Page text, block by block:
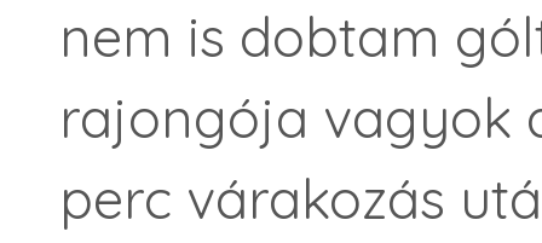
nem is dobtam
rajongója vagyok
perc várakozás